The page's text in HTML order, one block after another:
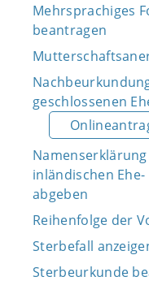
Mehrsprachiges
beantragen
geschlossenen
inländischen
abgeben
Reihenfolge der
Sterbefall
Sterbeurkunde